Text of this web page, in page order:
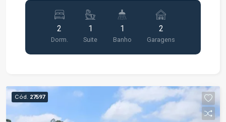
ideal para você! O imóvel conta com uma ótima
distribuição dos ambientes, oferecendo
praticidade e qualidade de vida para toda a
família. Detalhes do imóvel Área do terreno: 403
m² Área construída: 77 m² 02 dormitórios, sendo
Terreno amplo com diversas possibilidades
Imóvel sem condomínio IPTU isento Uma
excelente oportunidade para quem deseja morar
2
Dorm.
1
Suite
1
Banho
2
Garagens
Cód. 27597